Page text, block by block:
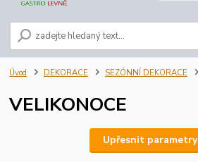
Úvod DEKORACE SEZÓNNÍ DEKORACE
VELIKONOCE
Upřesnit parametry